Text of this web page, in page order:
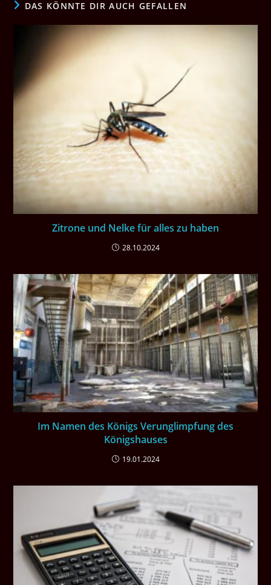
DAS KÖNNTE DIR AUCH GEFALLEN
Zitrone und Nelke für alles zu haben
28.10.2024
Im Namen des Königs Verunglimpfung des
Königshauses
19.01.2024